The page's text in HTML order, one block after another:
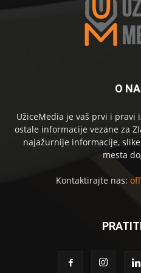
O
UžiceMedia je vaš prvi i pravi
ostale informacije vezane za
najažurnije informacije,
mesta
Kontaktirajte nas: